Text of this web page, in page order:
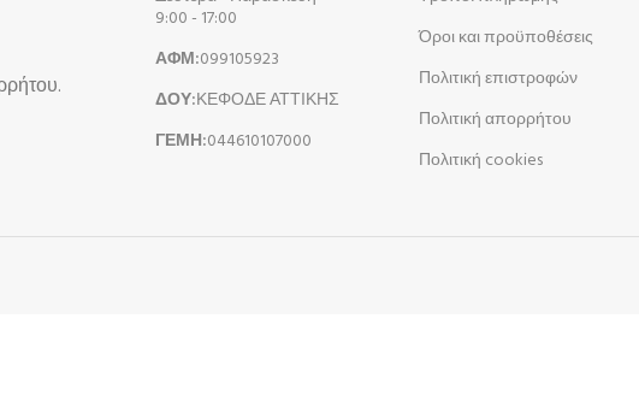
9:00 - 17:00
ΑΦΜ:099105923
ΔΟΥ:ΚΕΦΟΔΕ ΑΤΤΙΚΗΣ
ΓΕΜΗ:044610107000
Όροι και προϋποθέσεις
Πολιτική επιστροφών
Πολιτική απορρήτου
Πολιτική cookies